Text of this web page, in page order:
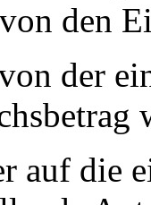
den
der
auf die